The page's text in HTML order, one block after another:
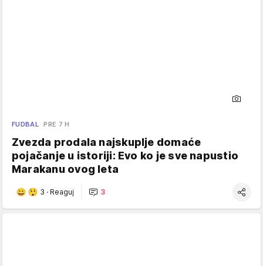
FUDBAL PRE 7 H
Zvezda prodala najskuplje domaće
pojačanje u istoriji: Evo ko je sve napustio
Marakanu ovog leta
3 · Reaguj 3